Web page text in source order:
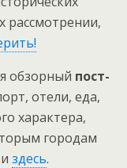
рассмотрении,
обзорный пост-
отели, еда,
характера,
городам
здесь.